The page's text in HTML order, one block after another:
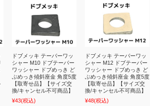
ドブメッキ テーパーワッ
シャー M10 ドブテーパー
ワッシャー ドブめっき ど
ぶめっき傾斜座金 角度5度
【取寄せ品】【サイズ交
換/キャンセル不可商品】
¥43(税込)
ドブメッキ テーパーワッ
シャー M12 ドブテーパー
ワッシャー ドブめっき ど
ぶめっき傾斜座金 角度5度
【取寄せ品】【サイズ交
換/キャンセル不可商品】
¥48(税込)